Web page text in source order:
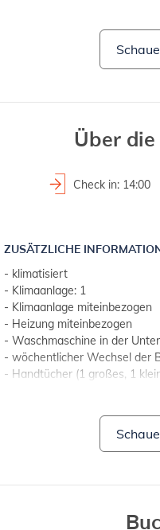
Über
Check in: 14:00
ZUSÄTZLICHE
- klimatisiert
- Klimaanlage: 1
- Klimaanlage miteinbezogen
- Heizung miteinbezogen
- Waschmaschine in der
- wöchentlicher Wechsel der
- Handtücher (1 großes, 1
- badezimmer mit toilette